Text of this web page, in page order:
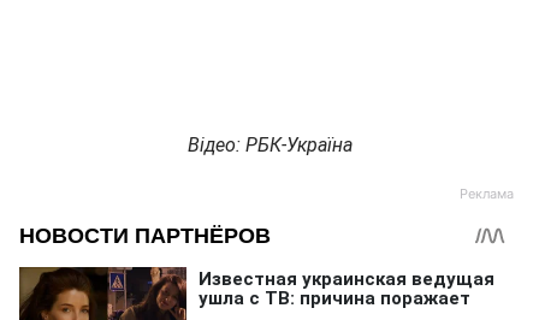
Відео: РБК-Україна